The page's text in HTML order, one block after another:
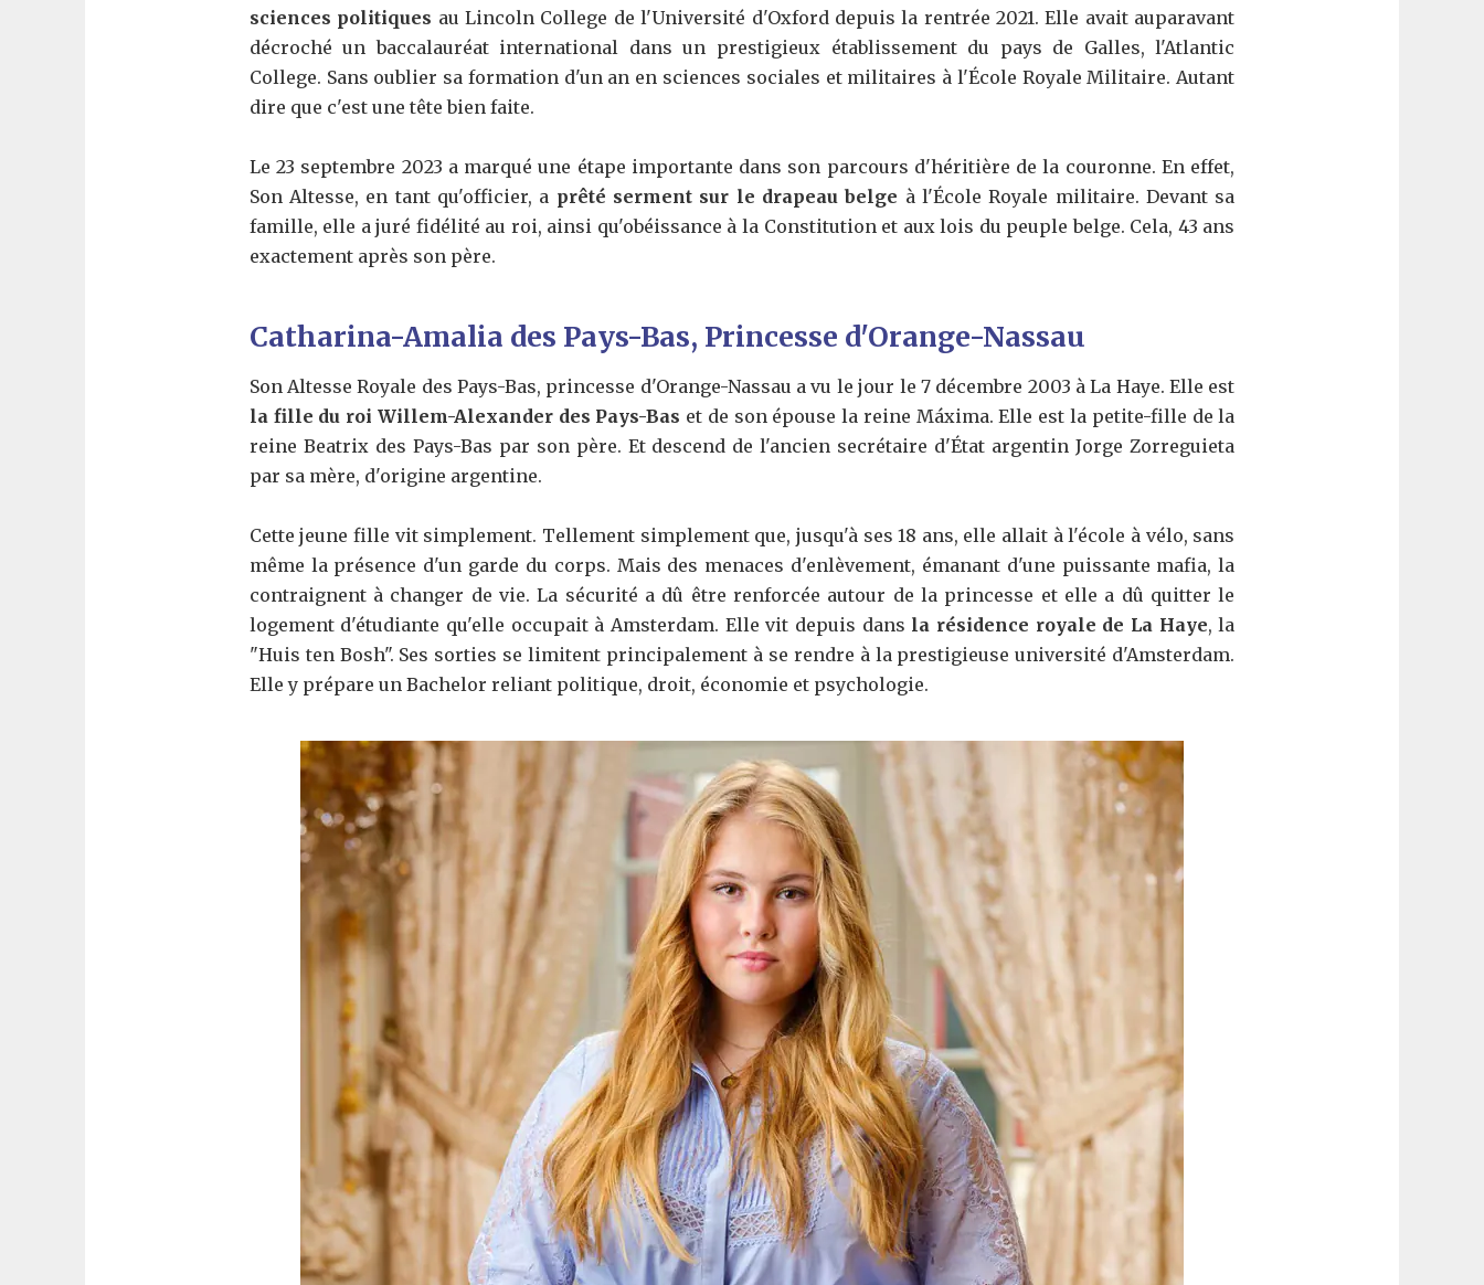
sciences politiques au Lincoln College de l'Université d'Oxford depuis la rentrée 2021. Elle avait auparavant
décroché un baccalauréat international dans un prestigieux établissement du pays de Galles, l'Atlantic
College. Sans oublier sa formation d'un an en sciences sociales et militaires à l'École Royale Militaire. Autant
dire que c'est une tête bien faite.
Le 23 septembre 2023 a marqué une étape importante dans son parcours d'héritière de la couronne. En effet,
Son Altesse, en tant qu'officier, a prêté serment sur le drapeau belge à l'École Royale militaire. Devant sa
famille, elle a juré fidélité au roi, ainsi qu'obéissance à la Constitution et aux lois du peuple belge. Cela, 43 ans
exactement après son père.
Catharina-Amalia des Pays-Bas, Princesse d'Orange-Nassau
Son Altesse Royale des Pays-Bas, princesse d'Orange-Nassau a vu le jour le 7 décembre 2003 à La Haye. Elle est
la fille du roi Willem-Alexander des Pays-Bas et de son épouse la reine Máxima. Elle est la petite-fille de la
reine Beatrix des Pays-Bas par son père. Et descend de l'ancien secrétaire d'État argentin Jorge Zorreguieta
par sa mère, d'origine argentine.
Cette jeune fille vit simplement. Tellement simplement que, jusqu'à ses 18 ans, elle allait à l'école à vélo, sans
même la présence d'un garde du corps. Mais des menaces d'enlèvement, émanant d'une puissante mafia, la
contraignent à changer de vie. La sécurité a dû être renforcée autour de la princesse et elle a dû quitter le
logement d'étudiante qu'elle occupait à Amsterdam. Elle vit depuis dans la résidence royale de La Haye, la
"Huis ten Bosh". Ses sorties se limitent principalement à se rendre à la prestigieuse université d'Amsterdam.
Elle y prépare un Bachelor reliant politique, droit, économie et psychologie.